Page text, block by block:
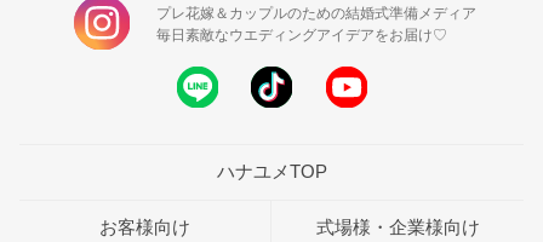
プレ花嫁＆カップルのための結婚式準備メディア
毎日素敵なウエディングアイデアをお届け♡
ハナユメTOP
お客様向け 式場様・企業様向け